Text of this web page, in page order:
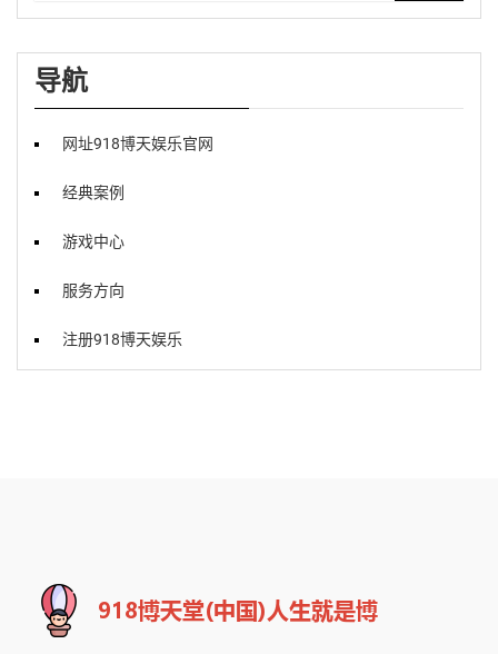
导航
网址918博天娱乐官网
经典案例
游戏中心
服务方向
注册918博天娱乐